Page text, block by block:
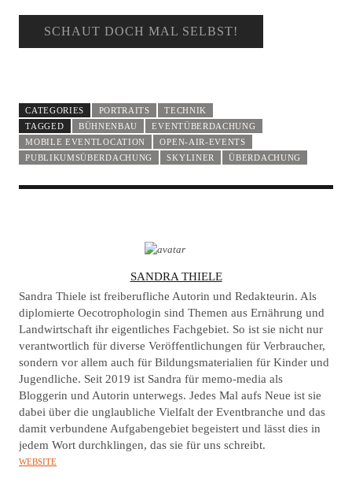
SCHAUT DOCH MAL SELBST!
CATEGORIES PORTRAITS
TECHNIK
TAGGED
BÜHNENBAU
EVENTÜBERDACHUNG
MOBILE EVENTLOCATION
OPEN-AIR-EVENTS
PUBLIKUMSÜBERDACHUNG
SKYLINER ÜBERDACHUNG
U
T
H
O
R
SANDRA THIELE
Sandra Thiele ist freiberufliche Autorin und Redakteurin. Als
diplomierte Oecotrophologin sind Themen aus Ernährung und
Landwirtschaft ihr eigentliches Fachgebiet. So ist sie nicht nur
verantwortlich für diverse Veröffentlichungen für Verbraucher,
sondern vor allem auch für Bildungsmaterialien für Kinder und
Jugendliche. Seit 2019 ist Sandra für memo-media als
Bloggerin und Autorin unterwegs. Jedes Mal aufs Neue ist sie
dabei über die unglaubliche Vielfalt der Eventbranche und das
damit verbundene Aufgabengebiet begeistert und lässt dies in
jedem Wort durchklingen, das sie für uns schreibt.
WEBSITE